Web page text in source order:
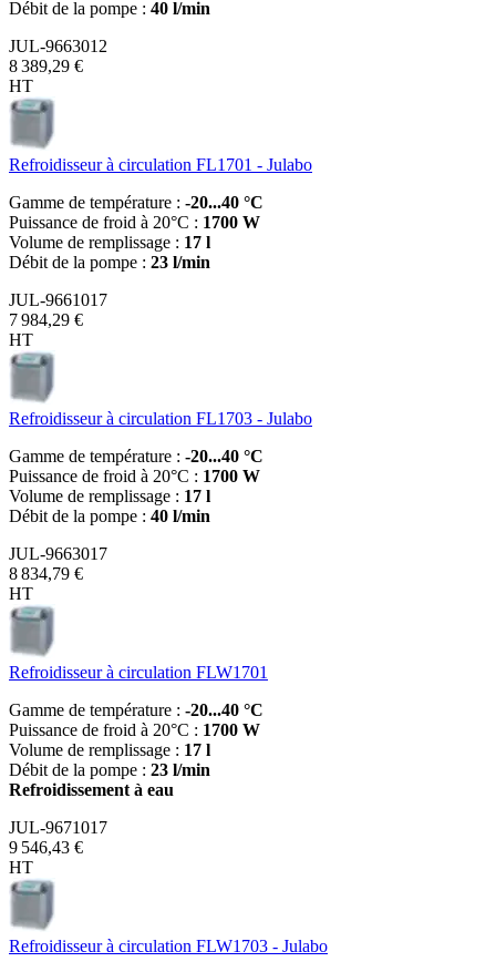
Débit de la pompe : 40 l/min
JUL-9663012
8 389,29 €
HT
Refroidisseur à circulation FL1701 - Julabo
Gamme de température : -20...40 °C
Puissance de froid à 20°C : 1700 W
Volume de remplissage : 17 l
Débit de la pompe : 23 l/min
JUL-9661017
7 984,29 €
HT
Refroidisseur à circulation FL1703 - Julabo
Gamme de température : -20...40 °C
Puissance de froid à 20°C : 1700 W
Volume de remplissage : 17 l
Débit de la pompe : 40 l/min
JUL-9663017
8 834,79 €
HT
Refroidisseur à circulation FLW1701
Gamme de température : -20...40 °C
Puissance de froid à 20°C : 1700 W
Volume de remplissage : 17 l
Débit de la pompe : 23 l/min
Refroidissement à eau
JUL-9671017
9 546,43 €
HT
Refroidisseur à circulation FLW1703 - Julabo